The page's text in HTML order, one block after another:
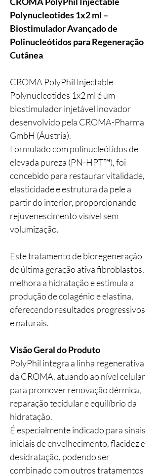
Polynucleotides 1x2 ml –
Biostimulador Avançado de
Polinucleótidos para Regeneração
Cutânea
CROMA PolyPhil Injectable
Polynucleotides 1x2 ml é um
biostimulador injetável inovador
desenvolvido pela CROMA-Pharma
GmbH (Áustria).
Formulado com polinucleótidos de
elevada pureza (PN-HPT™), foi
concebido para restaurar vitalidade,
elasticidade e estrutura da pele a
partir do interior, proporcionando
rejuvenescimento visível sem
volumização.
Este tratamento de bioregeneração
de última geração ativa fibroblastos,
melhora a hidratação e estimula a
produção de colagénio e elastina,
oferecendo resultados progressivos
e naturais.
Visão Geral do Produto
PolyPhil integra a linha regenerativa
da CROMA, atuando ao nível celular
para promover renovação dérmica,
reparação tecidular e equilíbrio da
hidratação.
É especialmente indicado para sinais
iniciais de envelhecimento, flacidez e
desidratação, podendo ser
combinado com outros tratamentos